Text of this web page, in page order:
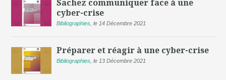
Sachez communiquer face à une
cyber-crise
Bibliographies ,le 14 Décembre 2021
Préparer et réagir à une cyber-crise
Bibliographies ,le 13 Décembre 2021